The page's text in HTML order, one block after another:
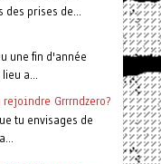
des prises de...
une fin d'année
a...
Grrrndzero?
tu envisages de